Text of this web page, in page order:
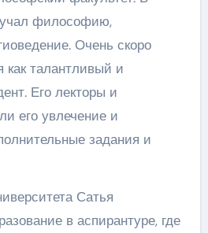
философию,
Очень скоро
как талантливый и
Его лекторы и
его увлечение и
задания и
Сатья
в аспирантуре, где